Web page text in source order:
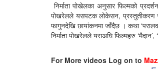
निर्माता पोखेलका अनुसार फिल्मको
पोखरेलले यसपटक लोकेसन, प्रस्तुतीकरण र
फागुनदेखि छायांकनमा जाँदैछ । कथा
निर्माता पोखरेलले यसअघि फिल्महरु ‘मैदान’,
For More videos Log on to